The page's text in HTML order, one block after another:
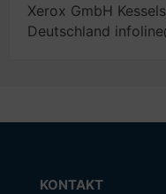
Xerox GmbH
Deutschland
KONTAKT